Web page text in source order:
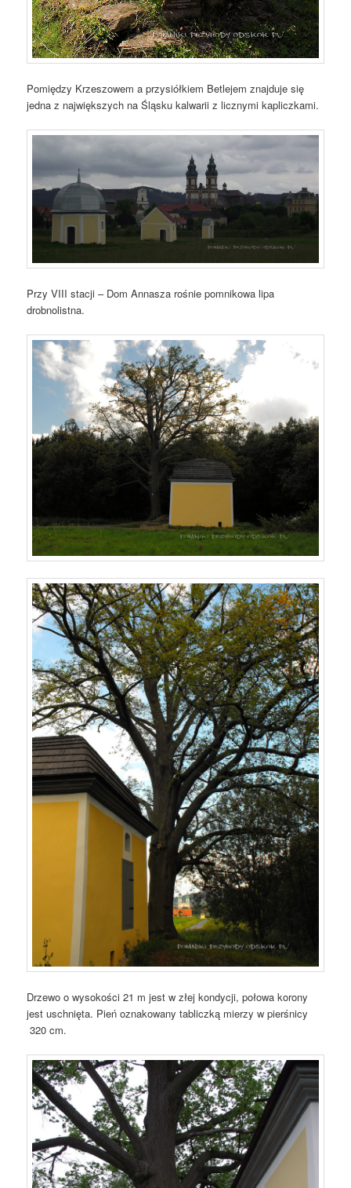
Pomiędzy Krzeszowem a przysiółkiem Betlejem znajduje się
jedna z największych na Śląsku kalwarii z licznymi kapliczkami.
Przy VIII stacji – Dom Annasza rośnie pomnikowa lipa
drobnolistna.
Drzewo o wysokości 21 m jest w złej kondycji, połowa korony
jest uschnięta. Pień oznakowany tabliczką mierzy w pierśnicy
320 cm.